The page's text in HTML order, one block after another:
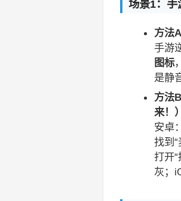
场景1：手
方法
手游
图标
是静
方法
来！）
安卓
找到
打开
灰；